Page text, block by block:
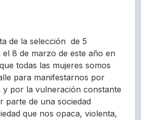
de la selección de 5
8 de marzo de este año en
todas las mujeres somos
para manifestarnos por
y por la vulneración constante
parte de una sociedad
que nos opaca, violenta,